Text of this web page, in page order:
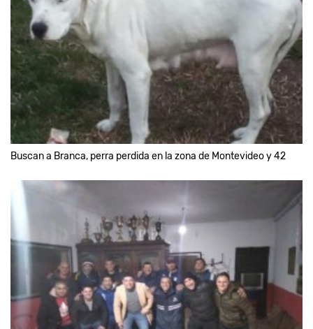
Buscan a Branca, perra perdida en la zona de Montevideo y 42